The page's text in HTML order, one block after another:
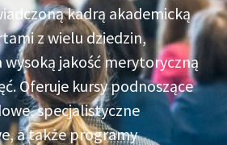
kadrą akademicką
z wielu dziedzin,
jakość merytoryczną
Oferuje kursy podnoszące
specjalistyczne
a także programy